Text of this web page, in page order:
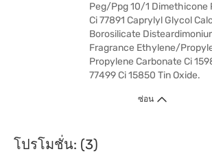
Peg/Ppg 10/1 Dimethicone
Ci 77891 Caprylyl Glycol
Borosilicate
Fragrance Ethylene/
Propylene Carbonate Ci
77499 Ci 15850 Tin Oxide.
ซ่อน
โปรโมชั่น: (3)